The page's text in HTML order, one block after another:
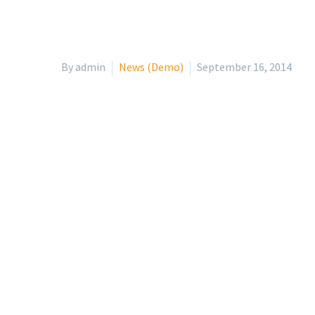
By admin News (Demo) September 16, 2014